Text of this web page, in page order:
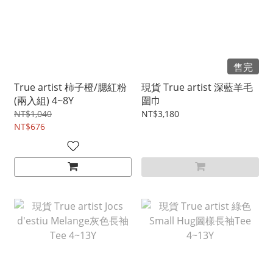
True artist 柿子橙/腮紅粉
(兩入組) 4~8Y
NT$1,040
NT$676
售完
現貨 True artist 深藍羊毛
圍巾
NT$3,180